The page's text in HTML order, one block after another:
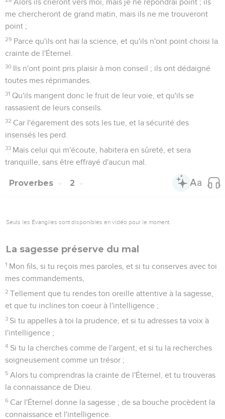
Alors ils crieront vers moi, mais je ne répondrai point ; ils
me chercheront de grand matin, mais ils ne me trouveront
point ;
29 Parce qu'ils ont haï la science, et qu'ils n'ont point choisi la
crainte de l'Éternel.
30 Ils n'ont point pris plaisir à mon conseil ; ils ont dédaigné
toutes mes réprimandes.
31 Qu'ils mangent donc le fruit de leur voie, et qu'ils se
rassasient de leurs conseils.
32 Car l'égarement des sots les tue, et la sécurité des
insensés les perd.
33 Mais celui qui m'écoute, habitera en sûreté, et sera
tranquille, sans être effrayé d'aucun mal.
Proverbes 2
Seuls les Évangiles sont disponibles en vidéo pour le moment.
La sagesse préserve du mal
1 Mon fils, si tu reçois mes paroles, et si tu conserves avec toi
mes commandements,
2 Tellement que tu rendes ton oreille attentive à la sagesse,
et que tu inclines ton coeur à l'intelligence ;
3 Si tu appelles à toi la prudence, et si tu adresses ta voix à
l'intelligence ;
4 Si tu la cherches comme de l'argent, et si tu la recherches
soigneusement comme un trésor ;
5 Alors tu comprendras la crainte de l'Éternel, et tu trouveras
la connaissance de Dieu.
6 Car l'Éternel donne la sagesse ; de sa bouche procèdent la
connaissance et l'intelligence.